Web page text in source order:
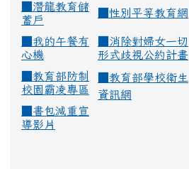
潛龍教育儲
蓄戶
性別平等教育網
我的午餐有
心機
消除對婦女一切
形式歧視公約計畫
教育部防制
校園霸凌專區
教育部學校衛生
資訊網
書包減重宣
導影片